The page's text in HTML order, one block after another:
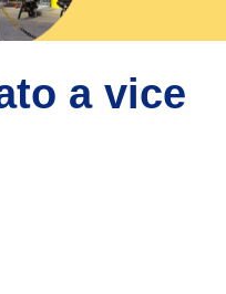
a vice